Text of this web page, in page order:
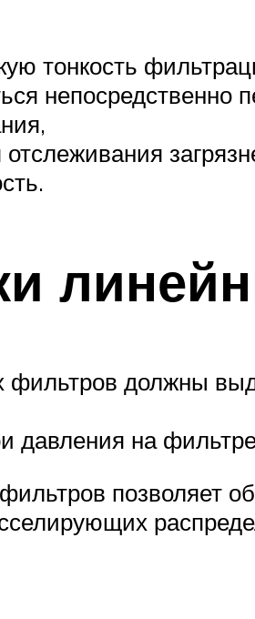
тонкость
непосредственно
должны
давления на
позволяет